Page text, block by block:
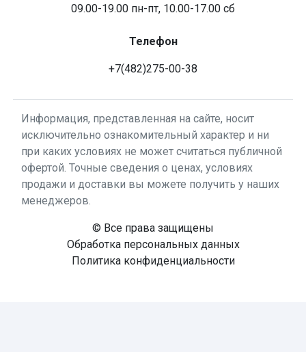
09.00-19.00 пн-пт, 10.00-17.00 сб
Телефон
+7(482)275-00-38
Информация, представленная на сайте, носит
исключительно ознакомительный характер и ни
при каких условиях не может считаться публичной
офертой. Точные сведения о ценах, условиях
продажи и доставки вы можете получить у наших
менеджеров.
© Все права защищены
Обработка персональных данных
Политика конфиденциальности